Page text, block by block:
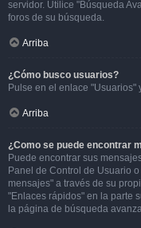
servidor. Utilice "Búsqueda
foros de su búsqueda.
Arriba
¿Cómo busco usuarios?
Pulse en el enlace "Usuarios"
Arriba
¿Como se puede encontrar
Puede encontrar sus
Panel de Control de Usuario
mensajes" a través de su
"Enlaces rápidos" en la parte
la página de búsqueda